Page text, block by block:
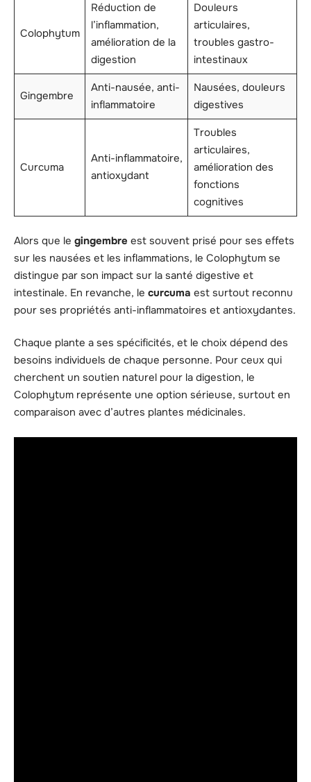
Colophytum
Réduction de
l’inflammation,
amélioration de la
digestion
Douleurs
articulaires,
troubles gastro-
intestinaux
Gingembre
Anti-nausée, anti-
inflammatoire
Nausées, douleurs
digestives
Curcuma
Anti-inflammatoire,
antioxydant
Troubles
articulaires,
amélioration des
fonctions
cognitives
Alors que le gingembre est souvent prisé pour ses effets
sur les nausées et les inflammations, le Colophytum se
distingue par son impact sur la santé digestive et
intestinale. En revanche, le curcuma est surtout reconnu
pour ses propriétés anti-inflammatoires et antioxydantes.
Chaque plante a ses spécificités, et le choix dépend des
besoins individuels de chaque personne. Pour ceux qui
cherchent un soutien naturel pour la digestion, le
Colophytum représente une option sérieuse, surtout en
comparaison avec d’autres plantes médicinales.